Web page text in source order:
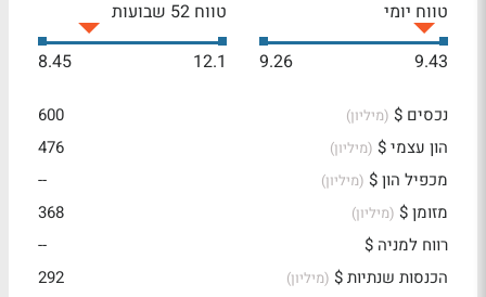
טווח יומי
9.43
9.26
טווח 52 שבועות
12.1
8.45
נכסים $ (מיליון)
600
הון עצמי $ (מיליון)
476
מכפיל הון $ (מיליון)
--
מזומן $ (מיליון)
368
רווח למניה $
--
הכנסות שנתיות $ (מיליון)
292